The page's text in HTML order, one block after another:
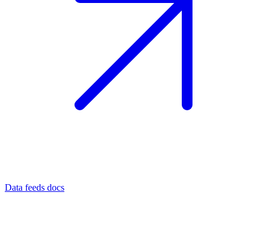
Data feeds docs